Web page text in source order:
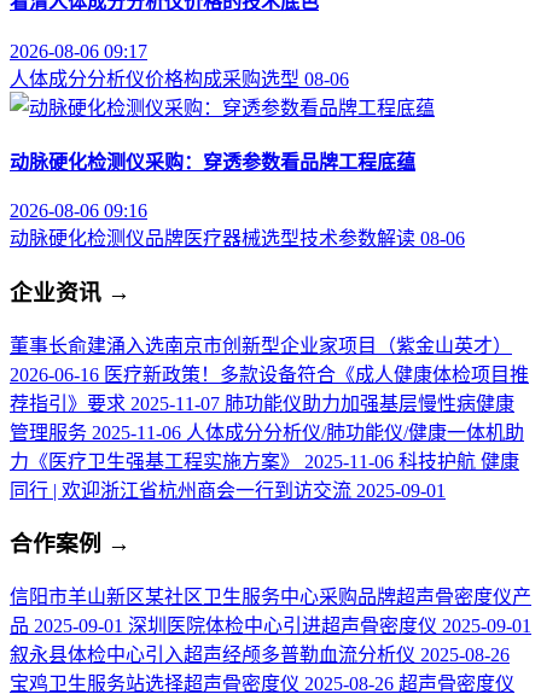
2026-08-06 09:17
人体成分分析仪价格构成采购选型 08-06
动脉硬化检测仪采购：穿透参数看品牌工程底蕴
2026-08-06 09:16
动脉硬化检测仪品牌医疗器械选型技术参数解读 08-06
企业资讯 →
董事长俞建涌入选南京市创新型企业家项目（紫金山英才）
2026-06-16 医疗新政策！多款设备符合《成人健康体检项目推
荐指引》要求 2025-11-07 肺功能仪助力加强基层慢性病健康
管理服务 2025-11-06 人体成分分析仪/肺功能仪/健康一体机助
力《医疗卫生强基工程实施方案》
2025-11-06 科技护航 健康
同行 | 欢迎浙江省杭州商会一行到访交流 2025-09-01
合作案例 →
信阳市羊山新区某社区卫生服务中心采购品牌超声骨密度仪产
品 2025-09-01 深圳医院体检中心引进超声骨密度仪 2025-09-01
叙永县体检中心引入超声经颅多普勒血流分析仪 2025-08-26
宝鸡卫生服务站选择超声骨密度仪 2025-08-26 超声骨密度仪